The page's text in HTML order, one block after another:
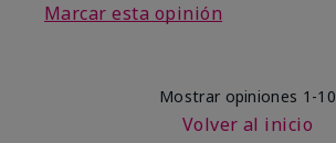
Marcar esta opinión
Mostrar opiniones 1-10
Volver al inicio